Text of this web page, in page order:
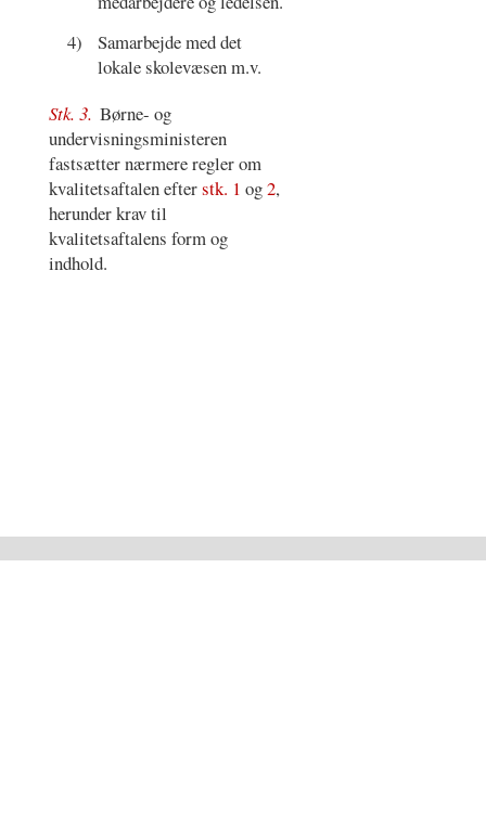
4)
Samarbejde med det
lokale skolevæsen m.v.
Stk. 3. Børne- og
undervisningsministeren
fastsætter nærmere regler om
kvalitetsaftalen efterstk. 1 og2,
herunder krav til
kvalitetsaftalens form og
indhold.
Register–Vilkår for brug–Cookie- og